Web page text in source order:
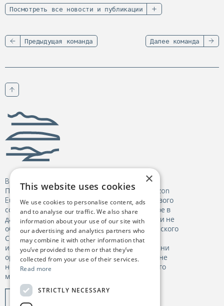
Посмотреть все новости и публикации
Предыдущая команда Далее команда
Прокрутить вверх
Биргежупми
Birgejupmi получил финансирование от
Программы исследований и инноваций Horizon
Europe Европейского Союза в рамках Грантового
соглашения № 101182041. Мнение, выраженное в
данном материале, принадлежит автору(ам) и не
обязательно отражает точку зрения Европейского
Союза или Исполнительного агенства по
исследованиям (REA). Ни Европейский Союз, ни
орган, предоставляющий финансирование, не
несут ответственности за содержание данного
материала.
×
This website uses cookies
We use cookies to personalise content, ads
and to analyse our traffic. We also share
information about your use of our site with
our advertising and analytics partners who
may combine it with other information that
you’ve provided to them or that they’ve
collected from your use of their services.
Read more
STRICTLY NECESSARY